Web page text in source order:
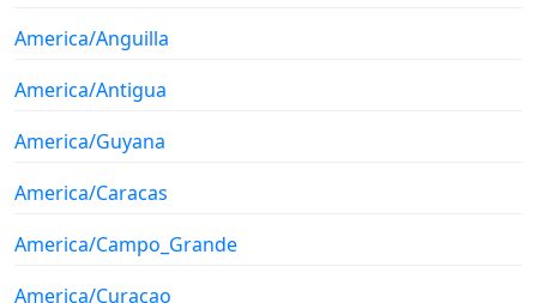
America/Anguilla
America/Antigua
America/Guyana
America/Caracas
America/Campo_Grande
America/Curacao